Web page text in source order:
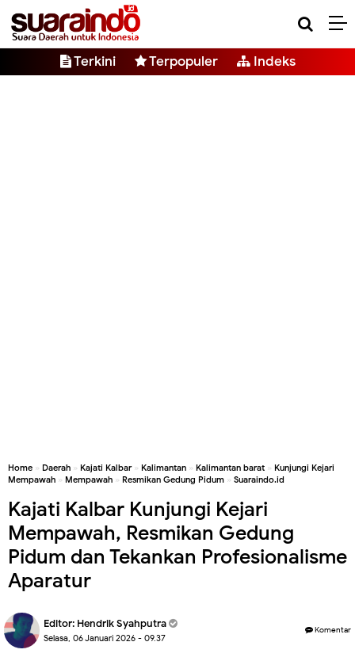
Terkini Terpopuler Indeks
Home » Daerah » Kajati Kalbar» Kalimantan » Kalimantan barat » Kunjungi Kejari
Mempawah » Mempawah » Resmikan Gedung Pidum » Suaraindo.id
Kajati Kalbar Kunjungi Kejari
Mempawah, Resmikan Gedung
Pidum dan Tekankan Profesionalisme
Aparatur
Editor: Hendrik Syahputra
Selasa, 06 Januari 2026 - 09.37
Komentar